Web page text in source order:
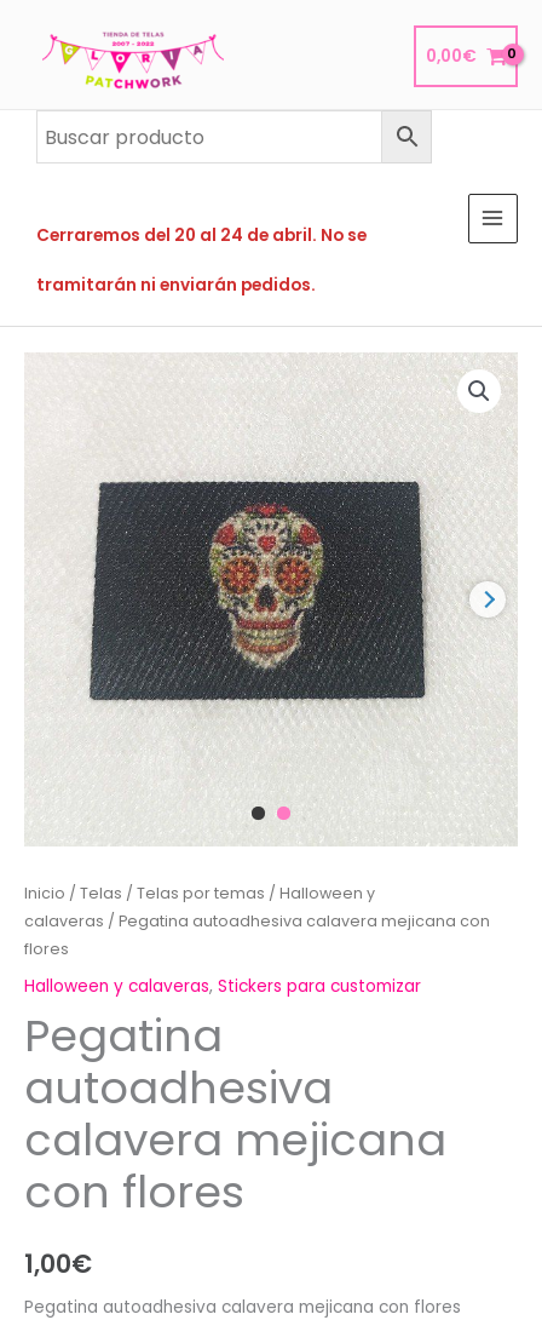
0,00€
Cerraremos del 20 al 24 de abril. No se
tramitarán ni enviarán pedidos.
Inicio / Telas / Telas por temas / Halloween y
calaveras / Pegatina autoadhesiva calavera mejicana con
flores
Halloween y calaveras, Stickers para customizar
Pegatina
autoadhesiva
calavera mejicana
con flores
1,00€
Pegatina autoadhesiva calavera mejicana con flores